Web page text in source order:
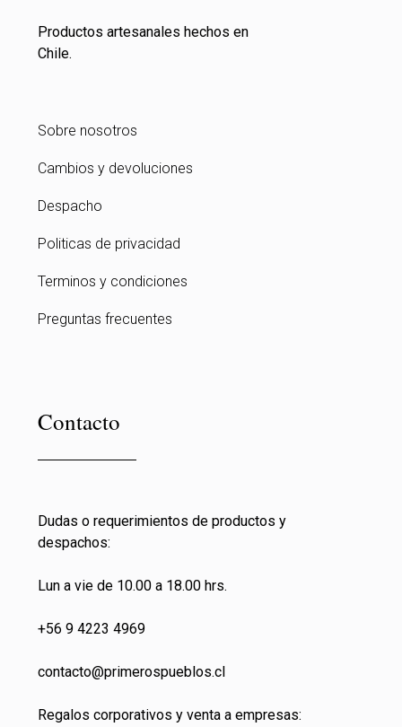
Productos artesanales hechos en
Chile.
Sobre nosotros
Cambios y devoluciones
Despacho
Politicas de privacidad
Terminos y condiciones
Preguntas frecuentes
Contacto
Dudas o requerimientos de productos y
despachos:
Lun a vie de 10.00 a 18.00 hrs.
+56 9 4223 4969
contacto@primerospueblos.cl
Regalos corporativos y venta a empresas: